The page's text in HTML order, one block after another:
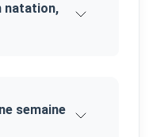
natation,
semaine